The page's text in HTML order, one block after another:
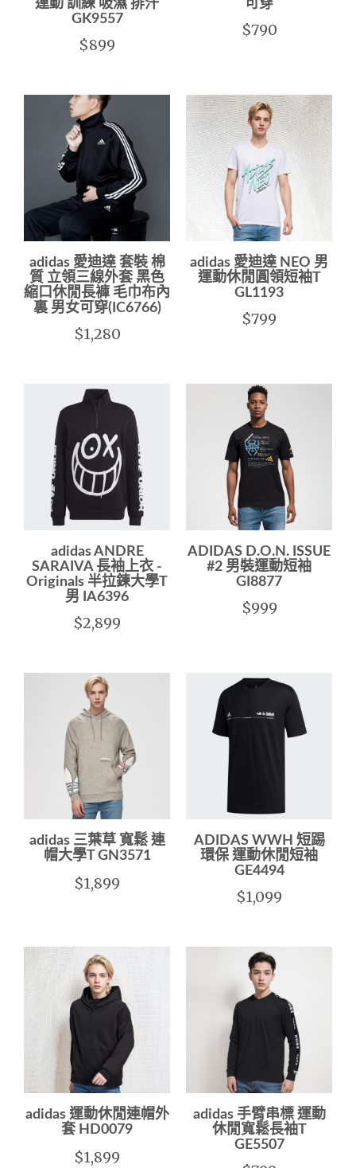
運動 訓練 吸濕 排汗
GK9557
$899
可穿
$790
adidas 愛迪達 套裝 棉
質 立領三線外套 黑色
縮口休閒長褲 毛巾布內
裏 男女可穿(IC6766)
$1,280
adidas 愛迪達 NEO 男
運動休閒圓領短袖T
GL1193
$799
adidas ANDRE
SARAIVA 長袖上衣 -
Originals 半拉鍊大學T
男 IA6396
$2,899
ADIDAS D.O.N. ISSUE
#2 男裝運動短袖
GI8877
$999
adidas 三葉草 寬鬆 連
帽大學T GN3571
$1,899
ADIDAS WWH 短踢
環保 運動休閒短袖
GE4494
$1,099
adidas 運動休閒連帽外
套 HD0079
$1,899
adidas 手臂串標 運動
休閒寬鬆長袖T
GE5507